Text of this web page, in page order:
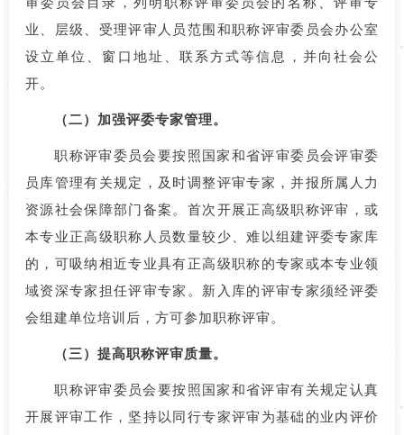
业、层级、受理评审人员范围和职称评审委员会办公室
设立单位、窗口地址、联系方式等信息，并向社会公
开。
（二）加强评委专家管理。
职称评审委员会要按照国家和省评审委员会评审委
员库管理有关规定，及时调整评审专家，并报所属人力
资源社会保障部门备案。首次开展正高级职称评审，或
本专业正高级职称人员数量较少、难以组建评委专家库
的，可吸纳相近专业具有正高级职称的专家或本专业领
域资深专家担任评审专家。新入库的评审专家须经评委
会组建单位培训后，方可参加职称评审。
（三）提高职称评审质量。
职称评审委员会要按照国家和省评审有关规定认真
开展评审工作，坚持以同行专家评审为基础的业内评价